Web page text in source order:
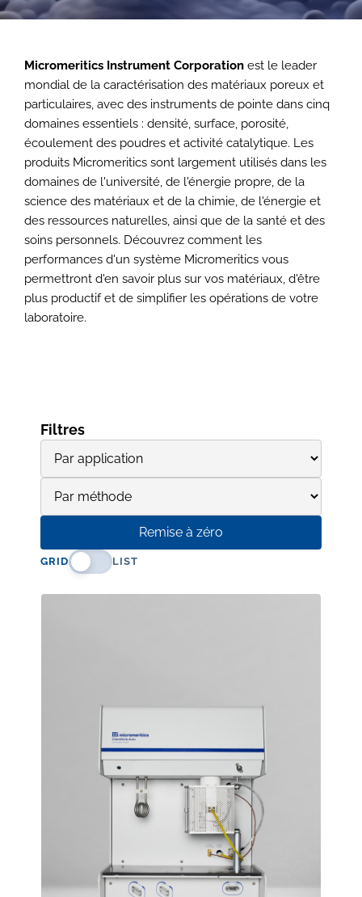
Micromeritics Instrument Corporation est le leader
mondial de la caractérisation des matériaux poreux et
particulaires, avec des instruments de pointe dans cinq
domaines essentiels : densité, surface, porosité,
écoulement des poudres et activité catalytique. Les
produits Micromeritics sont largement utilisés dans les
domaines de l'université, de l'énergie propre, de la
science des matériaux et de la chimie, de l'énergie et
des ressources naturelles, ainsi que de la santé et des
soins personnels. Découvrez comment les
performances d'un système Micromeritics vous
permettront d'en savoir plus sur vos matériaux, d'être
plus productif et de simplifier les opérations de votre
laboratoire.
Filtres
Remise à zéro
GRID LIST